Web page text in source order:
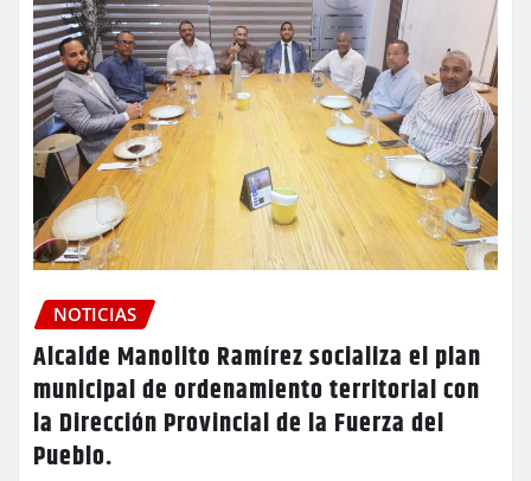
NOTICIAS
Alcalde Manolito Ramírez socializa el plan
municipal de ordenamiento territorial con
la Dirección Provincial de la Fuerza del
Pueblo.